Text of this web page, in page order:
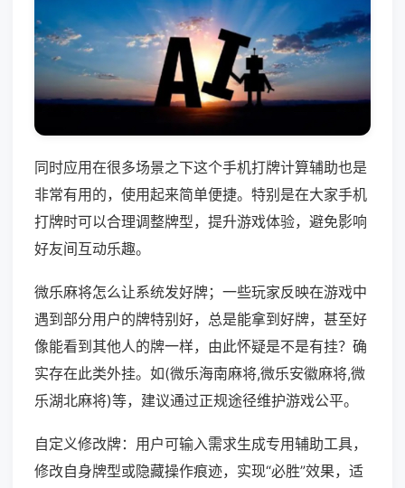
同时应用在很多场景之下这个手机打牌计算辅助也是
非常有用的，使用起来简单便捷。特别是在大家手机
打牌时可以合理调整牌型，提升游戏体验，避免影响
好友间互动乐趣。
微乐麻将怎么让系统发好牌；一些玩家反映在游戏中
遇到部分用户的牌特别好，总是能拿到好牌，甚至好
像能看到其他人的牌一样，由此怀疑是不是有挂？确
实存在此类外挂。如(微乐海南麻将,微乐安徽麻将,微
乐湖北麻将)等，建议通过正规途径维护游戏公平。
自定义修改牌：用户可输入需求生成专用辅助工具，
修改自身牌型或隐藏操作痕迹，实现“必胜”效果，适